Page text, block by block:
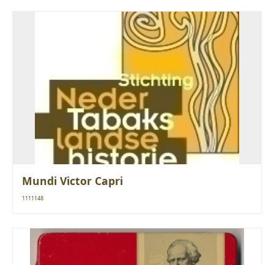
Mundi Victor Capri
1111148